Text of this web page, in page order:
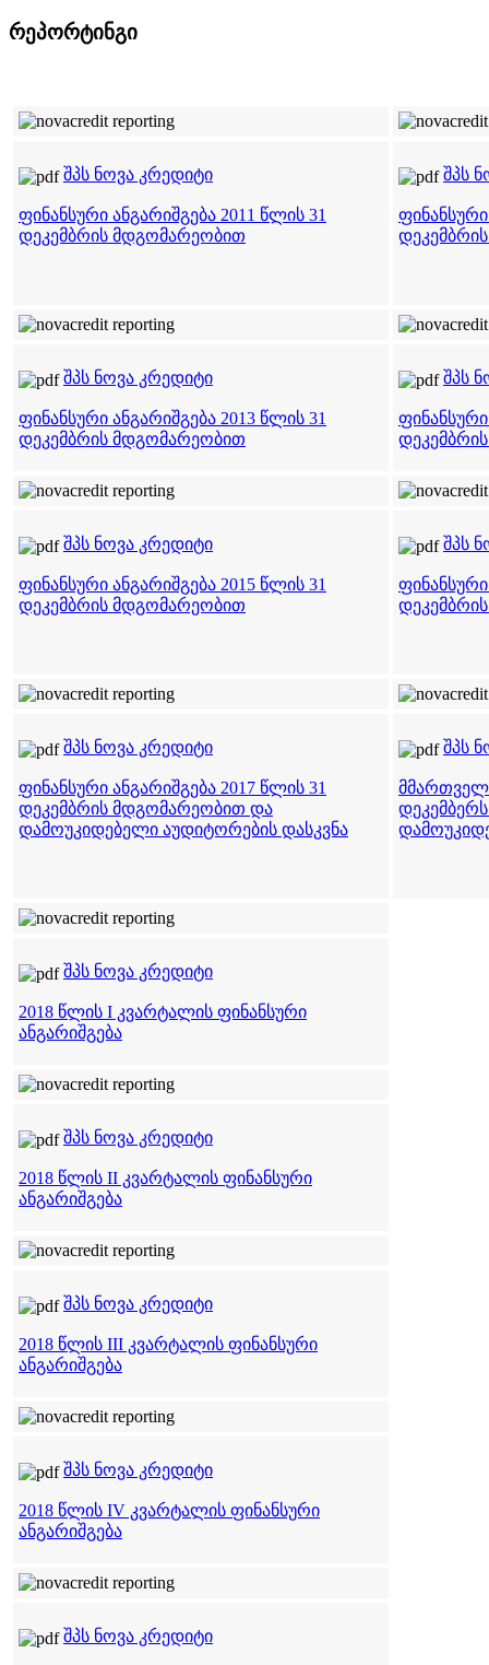
რეპორტინგი
შპს ნოვა კრედიტი
ფინანსური ანგარიშგება 2011 წლის 31
დეკემბრის მდგომარეობით
შპს
შპს ნოვა კრედიტი
ფინანსური ანგარიშგება 2013 წლის 31
დეკემბრის მდგომარეობით
შპს
შპს ნოვა კრედიტი
ფინანსური ანგარიშგება 2015 წლის 31
დეკემბრის მდგომარეობით
შპს
შპს ნოვა კრედიტი
ფინანსური ანგარიშგება 2017 წლის 31
დეკემბრის მდგომარეობით და
დამოუკიდებელი აუდიტორების დასკვნა
შპს
შპს ნოვა კრედიტი
2018 წლის I კვარტალის ფინანსური
ანგარიშგება
შპს ნოვა კრედიტი
2018 წლის II კვარტალის ფინანსური
ანგარიშგება
შპს ნოვა კრედიტი
2018 წლის III კვარტალის ფინანსური
ანგარიშგება
შპს ნოვა კრედიტი
2018 წლის IV კვარტალის ფინანსური
ანგარიშგება
შპს ნოვა კრედიტი